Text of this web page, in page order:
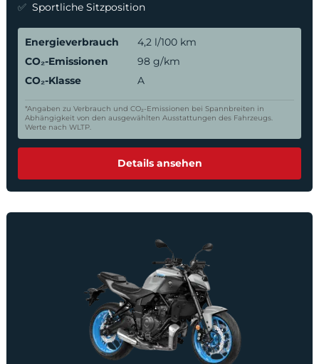
Sportliche Sitzposition
Energieverbrauch
4,2 l/100 km
CO₂-Emissionen
98 g/km
CO₂-Klasse
A
*Angaben zu Verbrauch und CO₂-Emissionen bei Spannbreiten in
Abhängigkeit von den ausgewählten Ausstattungen des Fahrzeugs.
Werte nach WLTP.
Details ansehen